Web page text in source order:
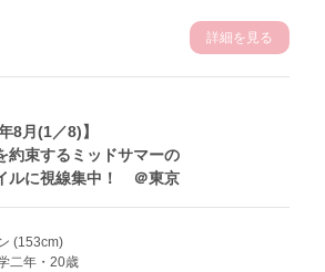
詳細を見る
8月(1／8)】
約束するミッドサマーの
ルに視線集中！ ＠東京
(153cm)
二年・20歳